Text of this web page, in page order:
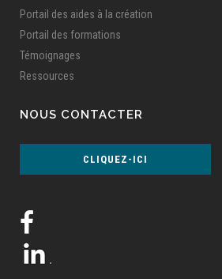
Portail des aides à la création
Portail des formations
Témoignages
Ressources
NOUS CONTACTER
CLIQUEZ-ICI